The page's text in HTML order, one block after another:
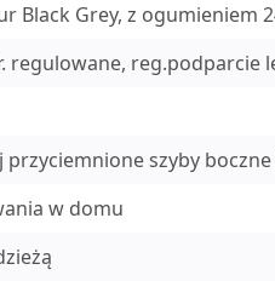
Black Grey, z ogumieniem
regulowane, reg.podparcie
szyby
w domu